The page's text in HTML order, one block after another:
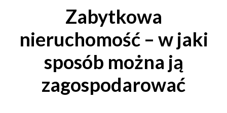
Działki
Dokumentacja
Zabytkowa
nieruchomość – w jaki
sposób można ją
zagospodarować